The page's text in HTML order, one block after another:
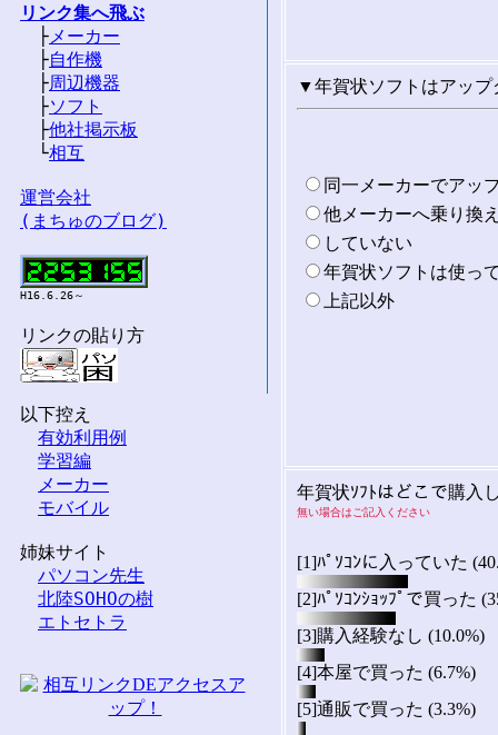
▼年賀状ソフトはアップ
同一メーカーでアッ
他メーカーへ乗り換
していない
年賀状ソフトは使っ
上記以外
年賀状ｿﾌﾄはどこで購入
無い場合はご記入ください
[1]ﾊﾟｿｺﾝに入っていた
[2]ﾊﾟｿｺﾝｼｮｯﾌﾟで買った
[3]購入経験なし (10.0%)
[4]本屋で買った (6.7%)
[5]通販で買った (3.3%)
リンク集へ飛ぶ
├メーカー
├自作機
├周辺機器
├ソフト
├他社掲示板
└相互
運営会社
(まちゅのブログ)
H16.6.26～
以下控え
有効利用例
学習編
メーカー
モバイル
姉妹サイト
パソコン先生
北陸SOHOの樹
エトセトラ